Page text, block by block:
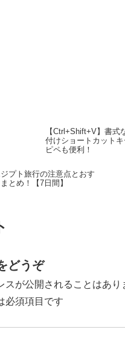
【Ctrl+Shift+V】書式
付けショートカット
ピペも便利！
ジプト旅行の注意点とおす
とめ！【7日間】
どうぞ
スが公開されることはあり
必須項目です